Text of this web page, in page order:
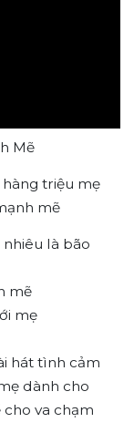
Mẽ
triệu mẹ
mẽ
là bão
mẽ
mẹ
hát tình cảm
dành cho
cho va chạm